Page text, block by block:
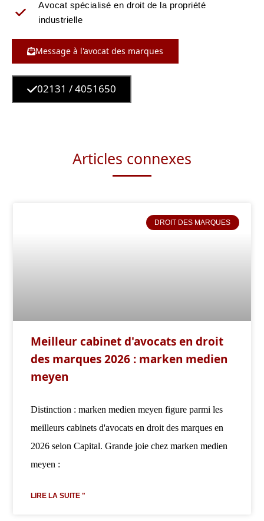
Avocat spécialisé en droit de la propriété
industrielle
Message à l'avocat des marques
02131 / 4051650
Articles connexes
DROIT DES MARQUES
Meilleur cabinet d'avocats en droit
des marques 2026 : marken medien
meyen
Distinction : marken medien meyen figure parmi les
meilleurs cabinets d'avocats en droit des marques en
2026 selon Capital. Grande joie chez marken medien
meyen :
LIRE LA SUITE "